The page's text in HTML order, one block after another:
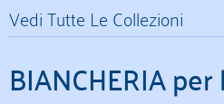
Vedi Tutte Le Collezioni
BIANCHERIA per